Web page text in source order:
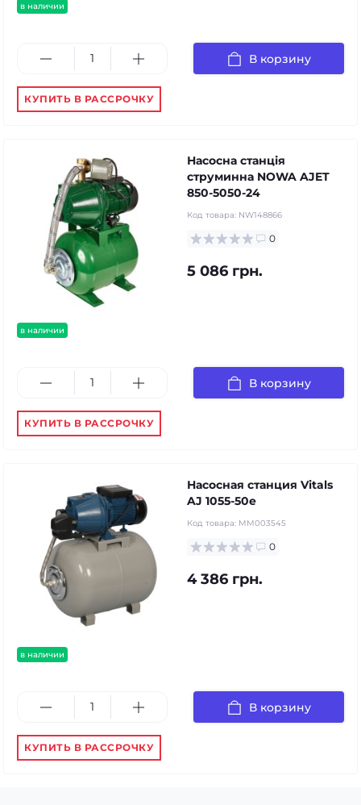
в наличии
В корзину
КУПИТЬ В РАССРОЧКУ
в наличии
Насосна станція
струминна NOWA AJET
850-5050-24
Код товара: NW148866
0
5 086 грн.
В корзину
КУПИТЬ В РАССРОЧКУ
в наличии
Насосная станция Vitals
AJ 1055-50e
Код товара: MM003545
0
4 386 грн.
В корзину
КУПИТЬ В РАССРОЧКУ